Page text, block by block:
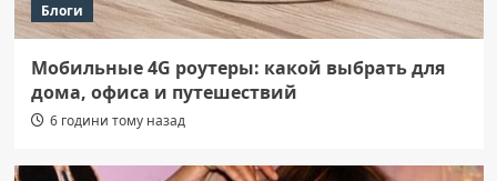
Блоги
Мобильные 4G роутеры: какой выбрать для
дома, офиса и путешествий
6 години тому назад